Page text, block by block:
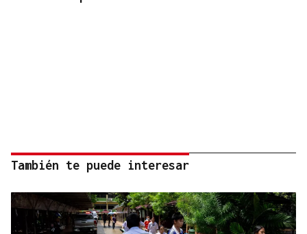
También te puede interesar